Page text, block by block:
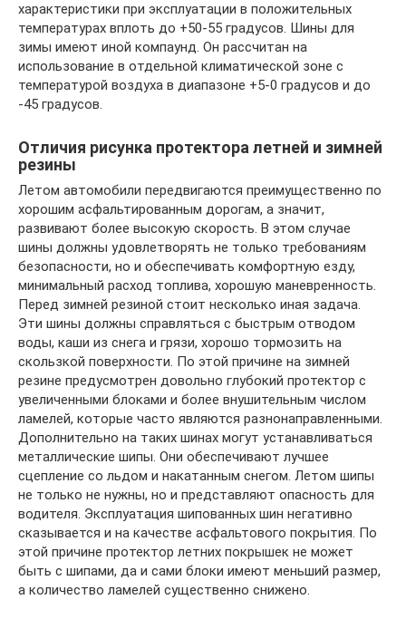
характеристики при эксплуатации в положительных
температурах вплоть до +50-55 градусов. Шины для
зимы имеют иной компаунд. Он рассчитан на
использование в отдельной климатической зоне с
температурой воздуха в диапазоне +5-0 градусов и до
-45 градусов.
Отличия рисунка протектора летней и зимней
резины
Летом автомобили передвигаются преимущественно по
хорошим асфальтированным дорогам, а значит,
развивают более высокую скорость. В этом случае
шины должны удовлетворять не только требованиям
безопасности, но и обеспечивать комфортную езду,
минимальный расход топлива, хорошую маневренность.
Перед зимней резиной стоит несколько иная задача.
Эти шины должны справляться с быстрым отводом
воды, каши из снега и грязи, хорошо тормозить на
скользкой поверхности. По этой причине на зимней
резине предусмотрен довольно глубокий протектор с
увеличенными блоками и более внушительным числом
ламелей, которые часто являются разнонаправленными.
Дополнительно на таких шинах могут устанавливаться
металлические шипы. Они обеспечивают лучшее
сцепление со льдом и накатанным снегом. Летом шипы
не только не нужны, но и представляют опасность для
водителя. Эксплуатация шипованных шин негативно
сказывается и на качестве асфальтового покрытия. По
этой причине протектор летних покрышек не может
быть с шипами, да и сами блоки имеют меньший размер,
а количество ламелей существенно снижено.